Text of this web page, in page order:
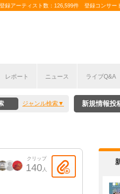
登録アーティスト数：126,599件 登録コンサ
レポート ニュース ライブQ&A
ジャンル検索 新規情報投
クリップ
140 人